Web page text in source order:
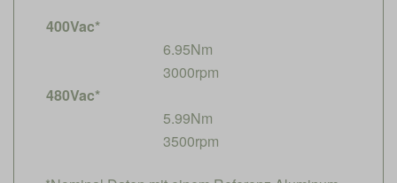
400Vac*
6.95Nm
3000rpm
480Vac*
5.99Nm
3500rpm